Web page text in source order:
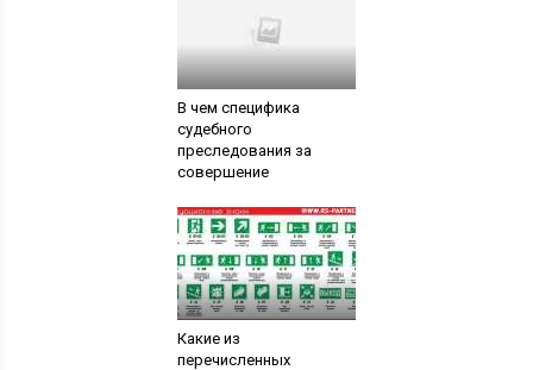
В чем специфика
судебного
преследования за
совершение
Какие из
перечисленных